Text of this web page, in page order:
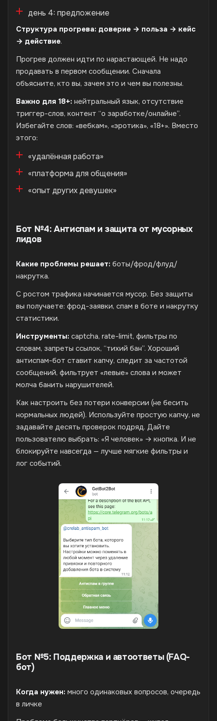
день 4: предложение
Структура прогрева: доверие → польза → кейс
→ действие.
Прогрев должен идти по нарастающей. Не надо
продавать в первом сообщении. Сначала
объясните, кто вы, зачем это и чем вы полезны.
Важно для 18+: нейтральный язык, отсутствие
триггер-слов, контент “о заработке/онлайне”.
Избегайте слов: «вебкам», «эротика», «18+». Вместо
этого:
«удалённая работа»
«платформа для общения»
«опыт других девушек»
Бот №4: Антиспам и защита от мусорных
лидов
Какие проблемы решает: боты/фрод/флуд/
накрутка.
С ростом трафика начинается мусор. Без защиты
вы получаете: фрод-заявки, спам в боте и накрутку
статистики.
Инструменты: captcha, rate-limit, фильтры по
словам, запреты ссылок, “тихий бан”. Хороший
антиспам-бот ставит капчу, следит за частотой
сообщений, фильтрует «левые» слова и может
молча банить нарушителей.
Как настроить без потери конверсии (не бесить
нормальных людей). Используйте простую капчу, не
задавайте десять проверок подряд. Дайте
пользователю выбрать: «Я человек» → кнопка. И не
блокируйте навсегда — лучше мягкие фильтры и
лог событий.
Бот №5: Поддержка и автоответы (FAQ-
бот)
Когда нужен: много одинаковых вопросов, очередь
в личке